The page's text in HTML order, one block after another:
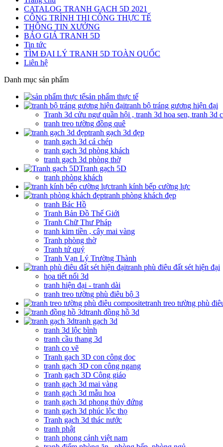
CATALOG TRANH GẠCH 5D 2021
CÔNG TRÌNH THI CÔNG THỰC TẾ
THÔNG TIN XƯỞNG
BÁO GIÁ TRANH 5D
Tin tức
TÌM ĐẠI LÝ TRANH 5D TOÀN QUỐC
Liên hệ
Danh mục sản phẩm
sản phẩm thực tế
tranh bộ tráng gương hiện đại
Tranh 3d cửu ngư quần hội , tranh 3d hoa sen, tranh 3d
tranh treo tường đồng quê
tranh gạch 3d đẹp
tranh gạch 3d cá chép
tranh gạch 3d phòng khách
tranh gạch 3d phòng thờ
Tranh gạch 5D
tranh phòng khách
tranh kính bếp cường lực
tranh phòng khách đẹp
tranh Bác Hồ
Tranh Bản Đồ Thế Giới
Tranh Chữ Thư Pháp
tranh kim tiền , cây mai vàng
Tranh phòng thờ
Tranh tứ quý
Tranh Vạn Lý Trường Thành
tranh phù điêu đất sét hiện đại
họa tiết nổi 3d
tranh hiện đại - tranh dài
tranh treo tường phù điêu bộ 3
tranh treo tường phù
tranh đồng hồ 3d
tranh gạch 3d
tranh 3d lộc bình
tranh cầu thang 3d
tranh cọ vẽ
Tranh gạch 3D con công dọc
tranh gạch 3D con công ngang
Tranh gạch 3D Công giáo
tranh gạch 3d mai vàng
tranh gạch 3d mẫu hoa
tranh gạch 3d phong thủy đứng
tranh gạch 3d phúc lộc thọ
Tranh gạch 3d thác nước
tranh phật
tranh phong cảnh việt nam